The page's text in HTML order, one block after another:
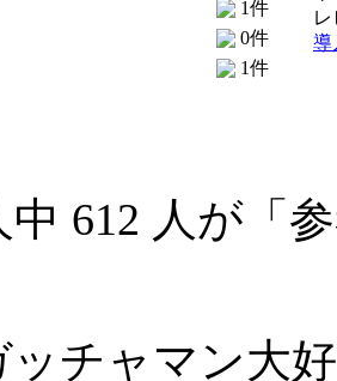
1件
0件
1件
導
中 612 人が「
ッチャマン大